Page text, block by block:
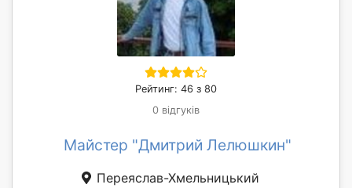
Рейтинг: 46 з 80
0 відгуків
Майстер "Дмитрий Лелюшкин"
Переяслав-Хмельницький